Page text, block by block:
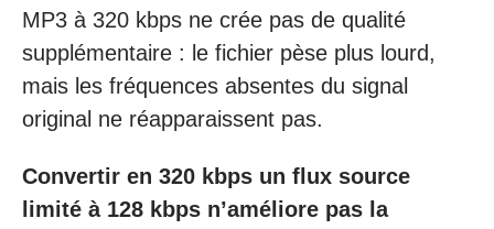
MP3 à 320 kbps ne crée pas de qualité
supplémentaire : le fichier pèse plus lourd,
mais les fréquences absentes du signal
original ne réapparaissent pas.
Convertir en 320 kbps un flux source
limité à 128 kbps n’améliore pas la